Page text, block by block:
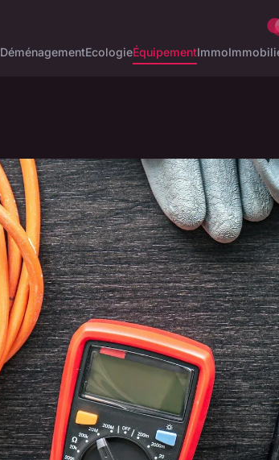
DéménagementEcologieÉquipementImmo